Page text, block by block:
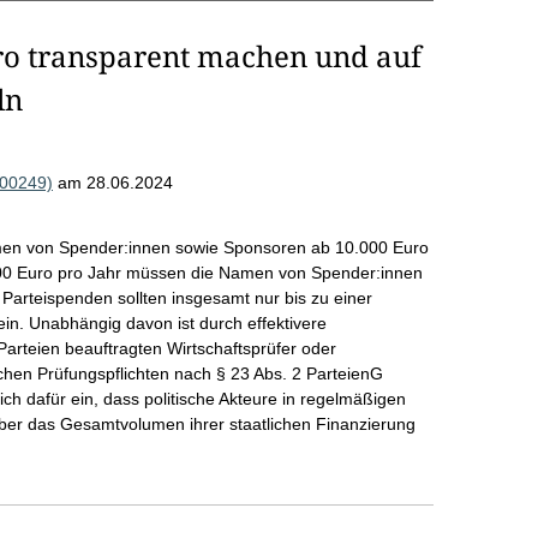
transparent machen und auf
am 28.06.2024
von Spender:innen sowie Sponsoren ab 10.000 Euro
Euro pro Jahr müssen die Namen von Spender:innen
sollten insgesamt nur bis zu einer
Unabhängig davon ist durch effektivere
beauftragten Wirtschaftsprüfer oder
Prüfungspflichten nach § 23 Abs. 2 ParteienG
dafür ein, dass politische Akteure in regelmäßigen
das Gesamtvolumen ihrer staatlichen Finanzierung